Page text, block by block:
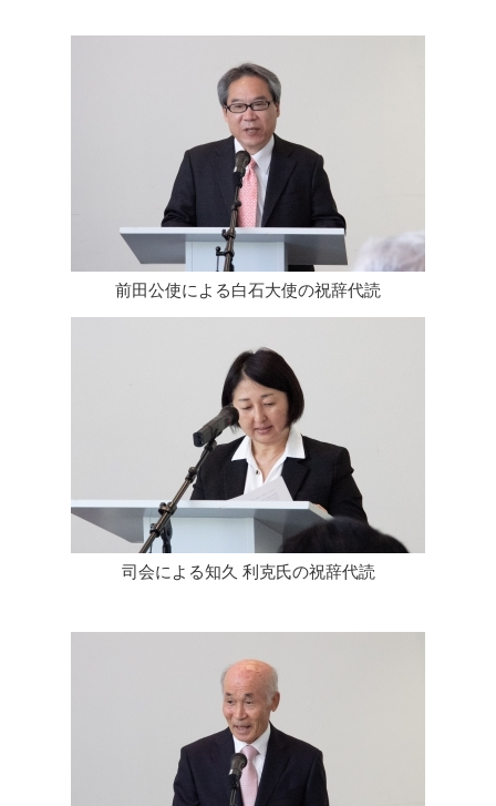
前田公使による白石大使の祝辞代読
司会による知久 利克氏の祝辞代読